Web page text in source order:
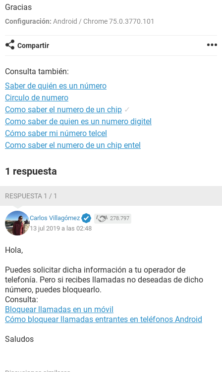
Gracias
Configuración: Android / Chrome 75.0.3770.101
Compartir
Consulta también:
Saber de quién es un número
Circulo de numero
Como saber el numero de un chip ✓
Como saber de quien es un numero digitel
Cómo saber mi número telcel
Como saber el numero de un chip entel
1 respuesta
RESPUESTA 1 / 1
Carlos Villagómez 278.797
13 jul 2019 a las 02:48
Hola,
Puedes solicitar dicha información a tu operador de
telefonía. Pero si recibes llamadas no deseadas de dicho
número, puedes bloquearlo.
Consulta:
Bloquear llamadas en un móvil
Cómo bloquear llamadas entrantes en teléfonos Android
Saludos